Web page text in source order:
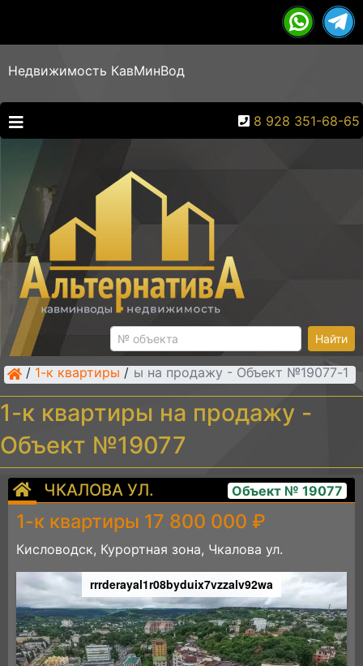
Недвижимость КавМинВод
8 928 351-68-65
Найти
/ 1-к квартиры / 1-к квартиры на продажу - Объект №19077
1-к квартиры на продажу -
Объект №19077
ЧКАЛОВА УЛ. Объект № 19077
1-к квартиры 17 800 000 ₽
Кисловодск, Курортная зона, Чкалова ул.
rrrderayal1r08byduix7vzzalv92wa